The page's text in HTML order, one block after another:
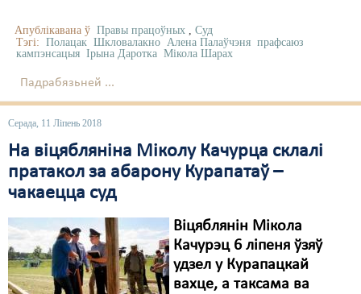
Апублікавана ў Правы працоўных
Суд
Тэгі: Полацак Шкловалакно Алена Палаўчэня прафсаюз
кампэнсацыя Ірына Даротка Мікола Шарах
Падрабязьней ...
Серада, 11 Ліпень 2018
На віцябляніна Міколу Качурца склалі
пратакол за абарону Курапатаў –
чакаецца суд
Віцяблянін Мікола
Качурэц 6 ліпеня ўзяў
удзел у Курапацкай
вахце, а таксама ва